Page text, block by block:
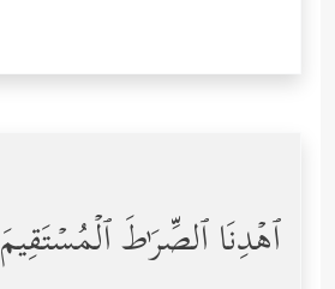
ٱهۡدِنَا ٱلصِّرَ ٰ⁠طَ ٱلۡمُسۡتَقِیمَ